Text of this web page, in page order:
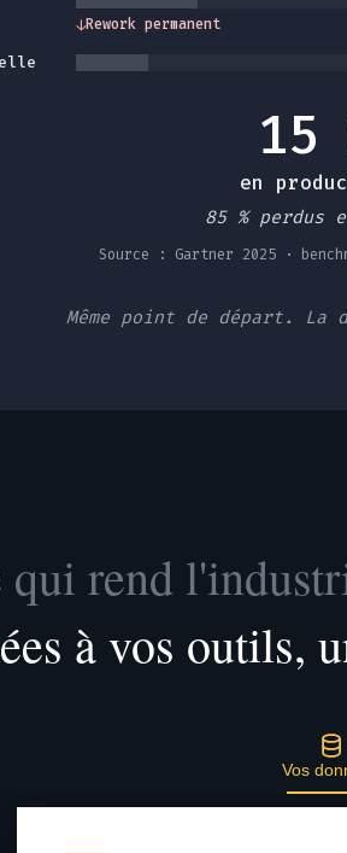
↓Rework permanent
15
en
85 % perdus
Source : Gartner 2025 ·
Même point de départ.
rend
à vos outils,
Vos